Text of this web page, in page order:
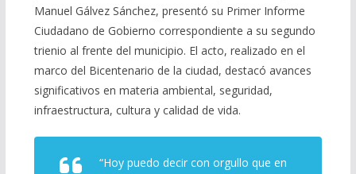
Manuel Gálvez Sánchez, presentó su Primer Informe
Ciudadano de Gobierno correspondiente a su segundo
trienio al frente del municipio. El acto, realizado en el
marco del Bicentenario de la ciudad, destacó avances
significativos en materia ambiental, seguridad,
infraestructura, cultura y calidad de vida.
“Hoy puedo decir con orgullo que en